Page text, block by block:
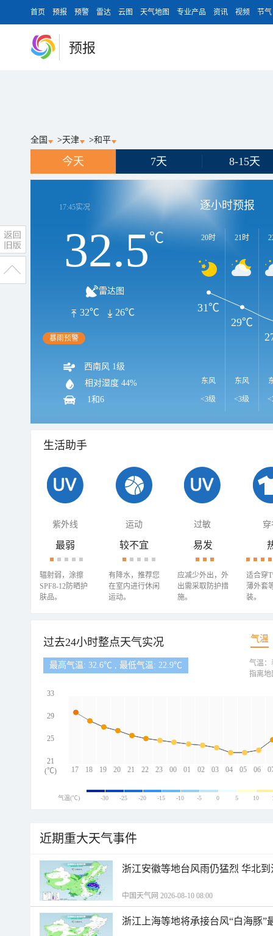
首页 预报 预警 雷达 云图 天气地图 专业产品 资讯 视频 节气
预报
全国 >天津 >和平
今天 7天 8-15天
17:45实况
32.5℃
雷达图
32℃ 26℃
暴雨预警
西南风 1级
相对湿度 44%
1和6
逐小时预报
20时
东风
<3级
21时
东风
<3级
31℃
29℃
生活助手
紫外线 运动 过敏 穿
最弱
辐射弱，涂擦
SPF8-12防晒护
肤品。
较不宜
有降水，推荐您
在室内进行休闲
运动。
易发
应减少外出，外
出需采取防护措
施。
适合穿
薄外套
装。
过去24小时整点天气实况 气温
最高气温: 32.6℃ , 最低气温: 22.9℃
17 18 19 20 21 22 23 00 01 02 03 04 05 06
33
29
25
21
(℃)
气温：
指离地
气温(℃) -30 -25 -20 -15 -10 -5 0 5 10
近期重大天气事件
浙江安徽等地台风雨仍猛烈 华北
中国天气网 2026-08-10 08:00
浙江上海等地将承接台风“白海豚”